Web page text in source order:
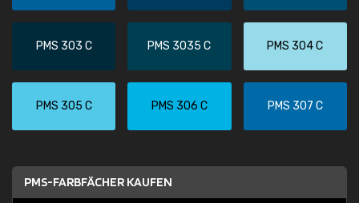
PMS 303 C PMS 3035 C PMS 304 C
PMS 305 C PMS 306 C PMS 307 C
PMS-FARBFÄCHER KAUFEN